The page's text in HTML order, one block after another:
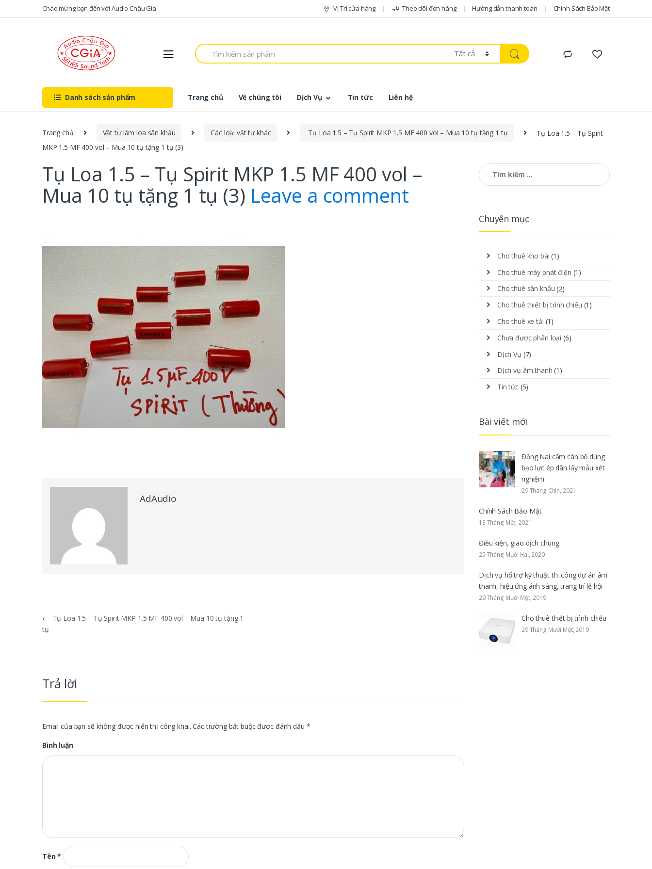
Skip to navigation
Skip to contentChào mừng bạn đến với Audio Châu Gia Vị Trí cửa hàng Theo dõi đơn hàng Hướng dẫn thanh toán Chính Sách Bảo Mật
S
e
f
Danh sách sản phẩm Trang chủ Về chúng tôi Dịch Vụ Tin tức Liên hệ
Trang chủ Vật tư làm loa sân khấu Các loại vật tư khác Tụ Loa 1.5 – Tụ Spirit MKP 1.5 MF 400 vol – Mua 10 tụ tặng 1 tụ
Tụ Loa 1.5 – Tụ Spirit
MKP 1.5 MF 400 vol – Mua 10 tụ tặng 1 tụ (3)
Tụ Loa 1.5 – Tụ Spirit MKP 1.5 MF 400 vol –
Mua 10 tụ tặng 1 tụ (3) Leave a comment
AdAudio
Điều hướng bài viết
← Tụ Loa 1.5 – Tụ Spirit MKP 1.5 MF 400 vol – Mua 10 tụ tặng 1
tụ
Trả lời
Email của bạn sẽ không được hiển thị công khai. Các trường bắt buộc được đánh dấu *
Bình luận
Tên*
Tìm kiếm cho:
Chuyên mục
Cho thuê kho bãi (1)
Cho thuê máy phát điện (1)
Cho thuê sân khấu (2)
Cho thuê thiết bị trình chiếu (1)
Cho thuê xe tải (1)
Chưa được phân loại (6)
Dịch Vụ (7)
Dịch vụ âm thanh (1)
Tin tức(5)
Bài viết mới
Đồng Nai cấm cán bộ dùng
bạo lực ép dân lấy mẫu xét
nghiệm
29 Tháng Chín, 2021
Chính Sách Bảo Mật
13 Tháng Một, 2021
Điều kiện, giao dịch chung
25 Tháng Mười Hai, 2020
Dịch vụ hổ trợ kỹ thuật thi công dự án âm
thanh, hiệu ứng ánh sáng, trang trí lễ hội
29 Tháng Mười Một, 2019
Cho thuê thiết bị trình chiếu
29 Tháng Mười Một, 2019